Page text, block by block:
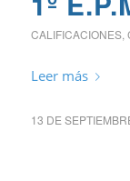
CALIFICACIONES,
Leer más
13 DE